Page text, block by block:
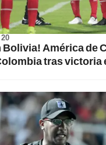
Bolivia! América de
tras victoria